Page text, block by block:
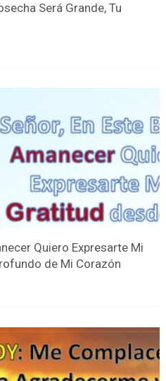
Será Grande, Tu
Quiero Expresarte Mi
de Mi Corazón